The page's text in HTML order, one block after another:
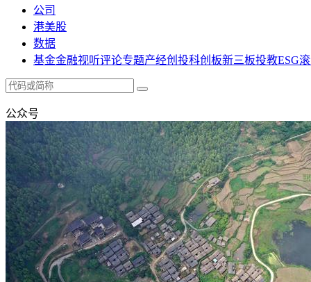
公司
港美股
数据
基金金融视听评论专题产经创投科创板新三板投教ESG
公众号